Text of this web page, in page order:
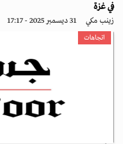
في غزة
زينب مكي 31 ديسمبر 2025 - 17:17
اتجاهات